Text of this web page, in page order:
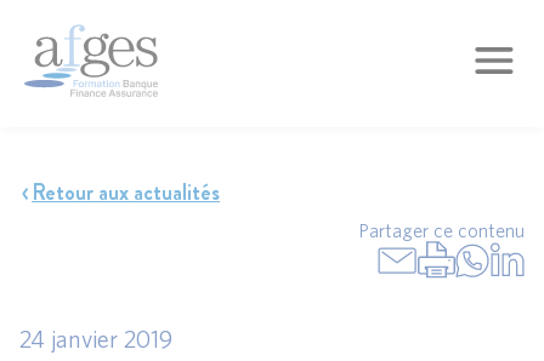
Retour aux actualités
Partager ce contenu
24 janvier 2019